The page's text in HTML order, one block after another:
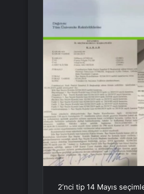
2’nci tip 14 Mayıs